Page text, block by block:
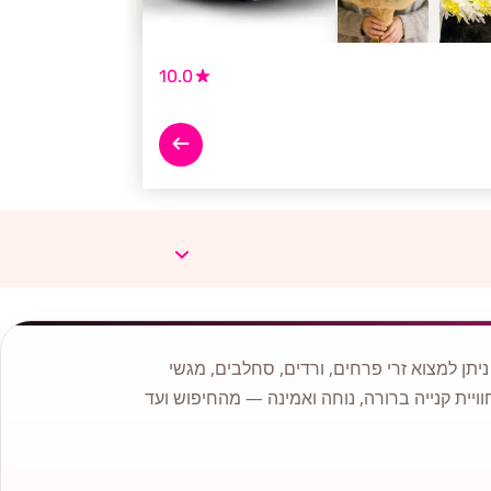
10.0
למצוא זרי פרחים, ורדים, סחלבים, מגשי
קנייה ברורה, נוחה ואמינה — מהחיפוש ועד